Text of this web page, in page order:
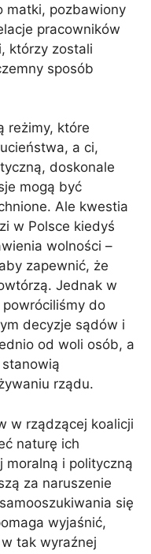
matki, pozbawiony
pracowników
którzy zostali
sposób
reżimy, które
a ci,
doskonale
mogą być
Ale kwestia
w Polsce kiedyś
wolności –
zapewnić, że
Jednak w
do
decyzje sądów i
od woli osób, a
rządu.
w rządzącej koalicji
naturę ich
moralną i polityczną
za naruszenie
się
wyjaśnić,
tak wyraźnej